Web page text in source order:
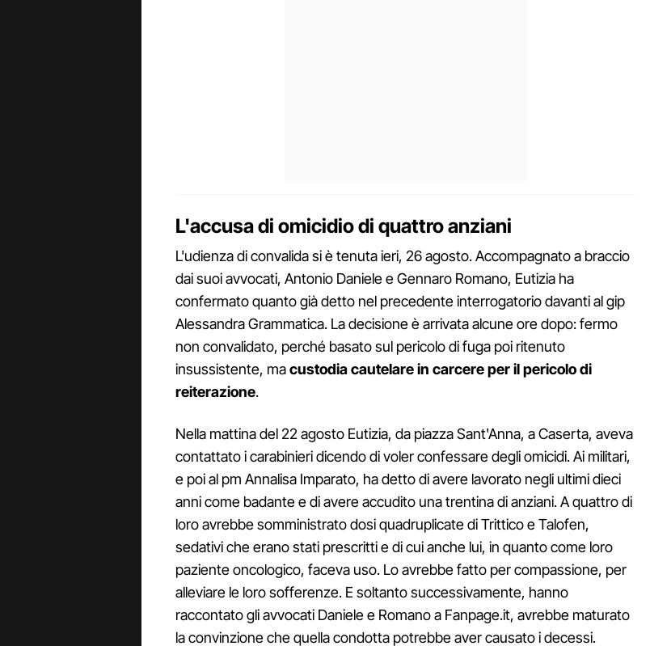
L'accusa di omicidio di quattro anziani
L'udienza di convalida si è tenuta ieri, 26 agosto. Accompagnato a braccio
dai suoi avvocati, Antonio Daniele e Gennaro Romano, Eutizia ha
confermato quanto già detto nel precedente interrogatorio davanti al gip
Alessandra Grammatica. La decisione è arrivata alcune ore dopo: fermo
non convalidato, perché basato sul pericolo di fuga poi ritenuto
insussistente, macustodia cautelare in carcere per il pericolo di
reiterazione.
Nella mattina del 22 agosto Eutizia, da piazza Sant'Anna, a Caserta, aveva
contattato i carabinieri dicendo di voler confessare degli omicidi. Ai militari,
e poi al pm Annalisa Imparato, ha detto di avere lavorato negli ultimi dieci
anni come badante e di avere accudito una trentina di anziani. A quattro di
loro avrebbe somministrato dosi quadruplicate di Trittico e Talofen,
sedativi che erano stati prescritti e di cui anche lui, in quanto come loro
paziente oncologico, faceva uso. Lo avrebbe fatto per compassione, per
alleviare le loro sofferenze. E soltanto successivamente, hanno
raccontato gli avvocati Daniele e Romano a Fanpage.it, avrebbe maturato
la convinzione che quella condotta potrebbe aver causato i decessi.